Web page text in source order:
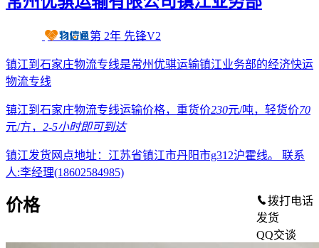
第 2年 先锋V2
镇江到石家庄物流专线是常州优骐运输镇江业务部的经济快运
物流专线
镇江到石家庄物流专线运输价格，重货价230元/吨，轻货价70
元/方， 2-5小时即可到达
镇江发货网点地址：江苏省镇江市丹阳市g312沪霍线。 联系
人:李经理(18602584985)
拨打电话
发货
QQ交谈
价格